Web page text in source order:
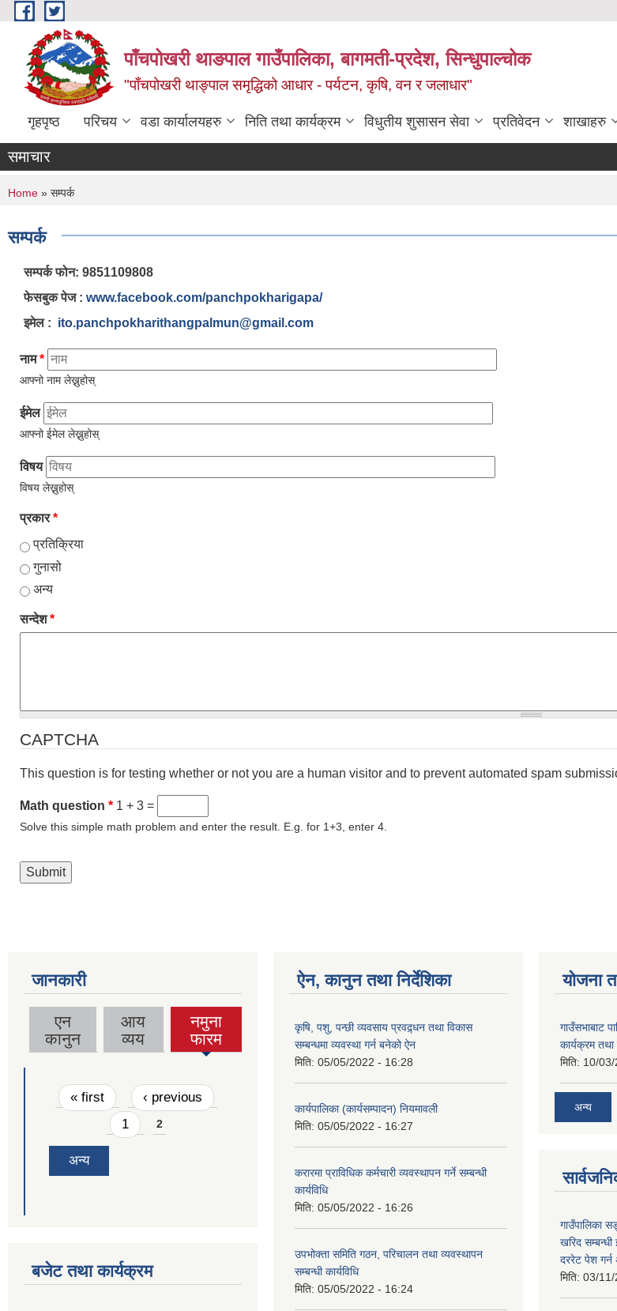
Skip to main content
पाँचपोखरी थाङपाल गाउँपालिका, बागमती-प्रदेश, सिन्धुपाल्चोक
"पाँचपोखरी थाङ्पाल समृद्धिको आधार - पर्यटन, कृषि, वन र जलाधार"
गृहपृष्ठ परिचय वडा कार्यालयहरु निति तथा कार्यक्रम विधुतीय शुसासन सेवा प्रतिवेदन शाखाहरु
समाचार
You are here
Home » सम्पर्क
सम्पर्क
सम्पर्क फोन: 9851109808
फेसबुक पेज : www.facebook.com/panchpokharigapa/
इमेल : ito.panchpokharithangpalmun@gmail.com
नाम*
आफ्नो नाम लेख्नुहोस्
ईमेल
आफ्नो ईमेल लेख्नुहोस्
विषय
विषय लेख्नुहोस्
प्रकार*
प्रतिक्रिया
गुनासो
अन्य
सन्देश*
CAPTCHA
This question is for testing whether or not you are a human visitor and to prevent automated spam
Math question * 1 + 3 =
Solve this simple math problem and enter the result. E.g. for 1+3, enter 4.
जानकारी
एन
कानुन
आय
व्यय
नमुना
फारम
(active
tab)
Pages
« first
‹ previous
1
2
अन्य
बजेट तथा कार्यक्रम
ऐन, कानुन तथा निर्देशिका
कृषि, पशु, पन्छी व्यवसाय प्रवद्र्धन तथा विकास
सम्बन्धमा व्यवस्था गर्न बनेको ऐन
मिति: 05/05/2022 - 16:28
कार्यपालिका (कार्यसम्पादन) नियमावली
मिति: 05/05/2022 - 16:27
करारमा प्राविधिक कर्मचारी व्यवस्थापन गर्ने सम्बन्धी
कार्यविधि
मिति: 05/05/2022 - 16:26
उपभोक्ता समिति गठन, परिचालन तथा व्यवस्थापन
सम्बन्धी कार्यविधि
मिति: 05/05/2022 - 16:24
योजना
गाउँसभाबाट
कार्यक्रम
मिति: 10/
अन्य
गाउँपालिका
खरिद
दररेट पेश गर्न
मिति: 03/